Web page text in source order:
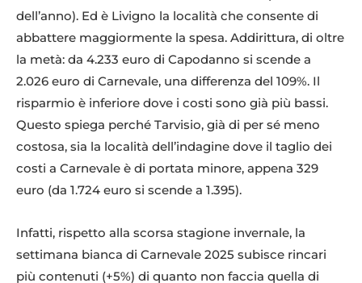
dell’anno). Ed è Livigno la località che consente di
abbattere maggiormente la spesa. Addirittura, di oltre
la metà: da 4.233 euro di Capodanno si scende a
2.026 euro di Carnevale, una differenza del 109%. Il
risparmio è inferiore dove i costi sono già più bassi.
Questo spiega perché Tarvisio, già di per sé meno
costosa, sia la località dell’indagine dove il taglio dei
costi a Carnevale è di portata minore, appena 329
euro (da 1.724 euro si scende a 1.395).
Infatti, rispetto alla scorsa stagione invernale, la
settimana bianca di Carnevale 2025 subisce rincari
più contenuti (+5%) di quanto non faccia quella di